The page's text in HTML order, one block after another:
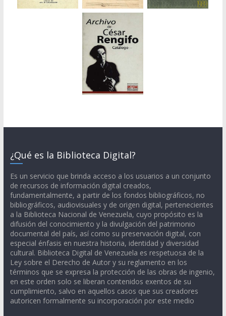
¿Qué es la Biblioteca Digital?
Es un servicio que brinda acceso a los usuarios a un conjunto
de recursos de información digital creados,
fundamentalmente, a partir de los fondos bibliográficos, no
bibliográficos, audiovisuales y de origen digital, pertenecientes
a la Biblioteca Nacional de Venezuela, cuyo propósito es la
difusión del conocimiento y la divulgación del patrimonio
documental del país, así como su preservación digital, con
especial énfasis en nuestra historia, identidad y diversidad
cultural. Biblioteca Digital de Venezuela es respetuosa de la
Ley sobre el Derecho de Autor y su reglamento en los
términos que se expresa la protección de las obras de ingenio,
en este orden solo se liberan contenidos exentos de su
cumplimiento, salvo en aquellos casos que sus creadores
autoricen formalmente su incorporación por este medio